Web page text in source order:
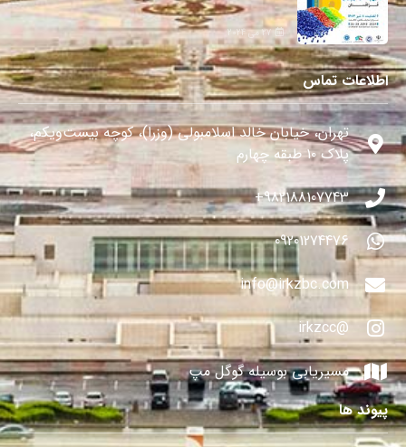
27 می 2024
اطلاعات تماس
تهران، خیابان خالد اسلامبولی (وزرا)، کوچه بیست‌ویکم،
پلاک ۱۰ طبقه چهارم
982188107743+
09201274476
info@irkzbc.com
@irkzcc
مسیریابی بوسیله گوگل مپ
پیوند ها